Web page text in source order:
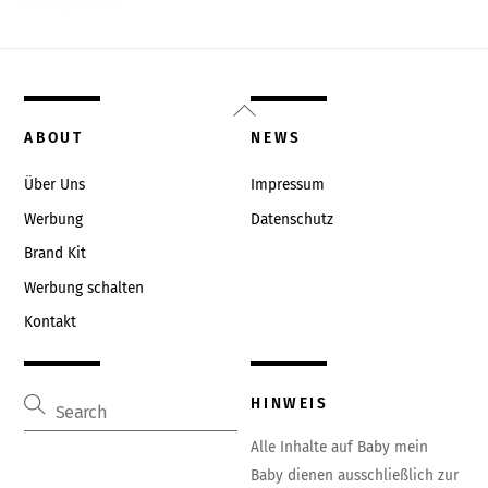
Back
To
ABOUT
Über Uns
Werbung
Brand Kit
Werbung schalten
Kontakt
NEWS
Impressum
Datenschutz
HINWEIS
Alle Inhalte auf Baby mein
Baby dienen ausschließlich zur